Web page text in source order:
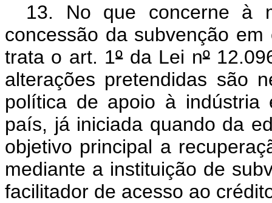
13. No que concerne à
concessão da subvenção
trata o art. 1ºda Lei nº
alterações pretendidas são
política de apoio à indústria
país, já iniciada quando da
objetivo principal a
mediante a instituição de
facilitador de acesso ao